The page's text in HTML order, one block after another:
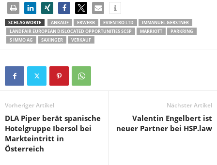
SCHLAGWORTE ANKAUF ERWERB EVIENTRO LTD
IMMANUEL GERSTNER
LANDFAIR EUROPEAN DISLOCATED OPPORTUNITIES SCSP
MARRIOTT
PARKRING
S IMMO AG
SAXINGER VERKAUF
Vorheriger Artikel
DLA Piper berät spanische
Hotelgruppe Ibersol bei
Markteintritt in
Österreich
Nächster Artikel
Valentin Engelbert ist
neuer Partner bei HSP.law